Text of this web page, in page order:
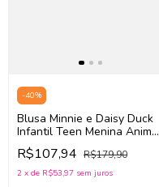
-40%
Blusa Minnie e Daisy Duck
Infantil Teen Menina Animé
N5510 (Off White)
R$107,94 R$179,90
2 x de R$53,97 sem juros